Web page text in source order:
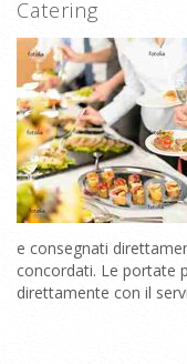
Catering
e consegnati
concordati. Le portate
direttamente con il